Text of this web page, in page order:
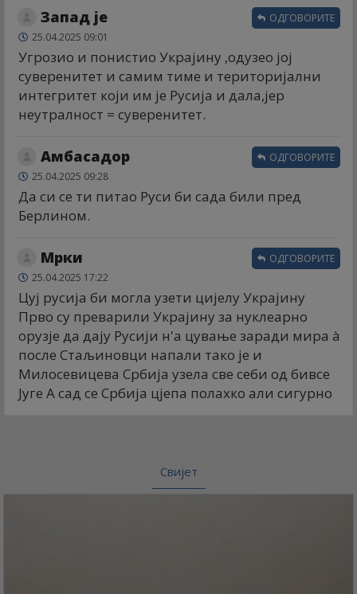
Запад је
25.04.2025 09:01
Угрозио и понистио Украјину ,одузео јој
суверенитет и самим тиме и територијални
интегритет који им је Русија и дала,јер
неутралност = суверенитет.
ОДГОВОРИТЕ
Амбасадор
25.04.2025 09:28
Да си се ти питао Руси би сада били пред
Берлином.
ОДГОВОРИТЕ
Мрки
25.04.2025 17:22
Цуј русија би могла узети цијелу Украјину
Прво су преварили Украјину за нуклеарно
орузје да дају Русији н'а цување заради мира à
после Стаљиновци напали тако је и
Милосевицева Србија узела све себи од бивсе
Југе А сад се Србија цјепа полахко али сигурно
ОДГОВОРИТЕ
Свијет